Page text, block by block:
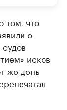
том, что
о
исков
же день